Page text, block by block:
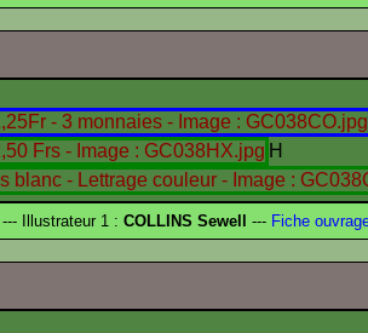
--- Illustrateur 1 : COLLINS Sewell --- Fiche